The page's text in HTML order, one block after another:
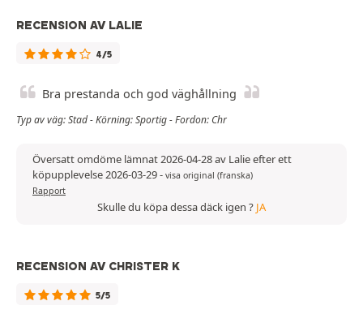
RECENSION AV LALIE
4/5
Bra prestanda och god väghållning
Typ av väg: Stad - Körning: Sportig - Fordon: Chr
Översatt omdöme lämnat 2026-04-28 av Lalie efter ett
köpupplevelse 2026-03-29- visa original (franska)
Rapport
Skulle du köpa dessa däck igen ? JA
RECENSION AV CHRISTER K
5/5